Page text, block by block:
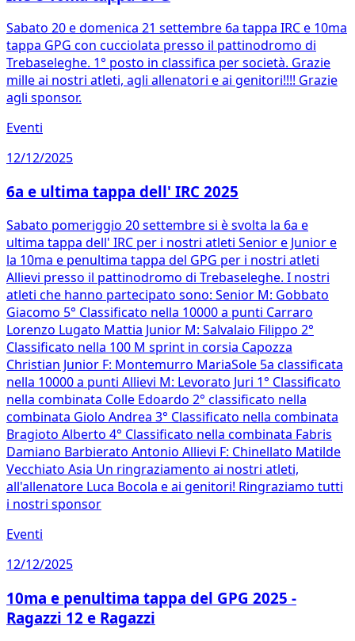
Sabato 20 e domenica 21 settembre 6a tappa IRC e 10ma
tappa GPG con cucciolata presso il pattinodromo di
Trebaseleghe. 1° posto in classifica per società. Grazie
mille ai nostri atleti, agli allenatori e ai genitori!!!! Grazie
agli sponsor.
Eventi
12/12/2025
6a e ultima tappa dell' IRC 2025
Sabato pomeriggio 20 settembre si è svolta la 6a e
ultima tappa dell' IRC per i nostri atleti Senior e Junior e
la 10ma e penultima tappa del GPG per i nostri atleti
Allievi presso il pattinodromo di Trebaseleghe. I nostri
atleti che hanno partecipato sono: Senior M: Gobbato
Giacomo 5° Classificato nella 10000 a punti Carraro
Lorenzo Lugato Mattia Junior M: Salvalaio Filippo 2°
Classificato nella 100 M sprint in corsia Capozza
Christian Junior F: Montemurro MariaSole 5a classificata
nella 10000 a punti Allievi M: Levorato Juri 1° Classificato
nella combinata Colle Edoardo 2° classificato nella
combinata Giolo Andrea 3° Classificato nella combinata
Bragioto Alberto 4° Classificato nella combinata Fabris
Damiano Barbierato Antonio Allievi F: Chinellato Matilde
Vecchiato Asia Un ringraziamento ai nostri atleti,
all'allenatore Luca Bocola e ai genitori! Ringraziamo tutti
i nostri sponsor
Eventi
12/12/2025
10ma e penultima tappa del GPG 2025 -
Ragazzi 12 e Ragazzi